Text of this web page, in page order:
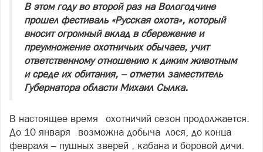
В этом году во второй раз на Вологодчине
прошел фестиваль «Русская охота», который
вносит огромный вклад в сбережение и
преумножение охотничьих обычаев, учит
ответственному отношению к диким животным
и среде их обитания, – отметил заместитель
Губернатора области Михаил Сылка.
В настоящее время охотничий сезон продолжается.
До 10 января возможна добыча лося, до конца
февраля – пушных зверей , кабана и боровой дичи.